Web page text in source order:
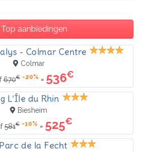
Top aanbiedingen
- Colmar Centre
Colmar
670€ -20% = 536€
L’Île du Rhin
Biesheim
581€ -10% = 525€
de la Fecht